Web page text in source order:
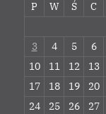
P
W Ś C
3
4 5 6
10
11 12 13
17
18 19 20
24
25 26 27